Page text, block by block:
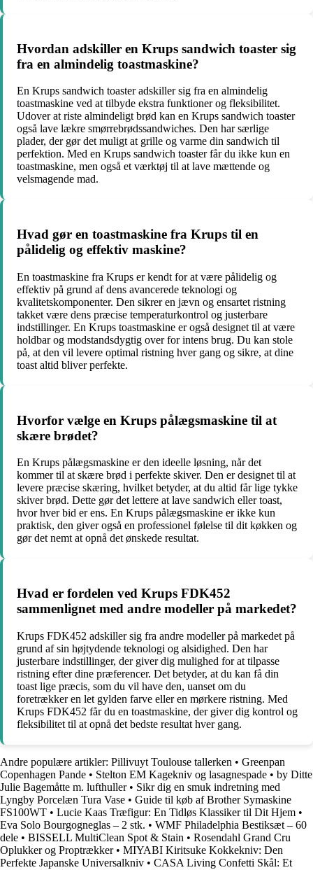
Hvordan adskiller en Krups sandwich toaster sig
fra en almindelig toastmaskine?
En Krups sandwich toaster adskiller sig fra en almindelig
toastmaskine ved at tilbyde ekstra funktioner og fleksibilitet.
Udover at riste almindeligt brød kan en Krups sandwich toaster
også lave lækre smørrebrødssandwiches. Den har særlige
plader, der gør det muligt at grille og varme din sandwich til
perfektion. Med en Krups sandwich toaster får du ikke kun en
toastmaskine, men også et værktøj til at lave mættende og
velsmagende mad.
Hvad gør en toastmaskine fra Krups til en
pålidelig og effektiv maskine?
En toastmaskine fra Krups er kendt for at være pålidelig og
effektiv på grund af dens avancerede teknologi og
kvalitetskomponenter. Den sikrer en jævn og ensartet ristning
takket være dens præcise temperaturkontrol og justerbare
indstillinger. En Krups toastmaskine er også designet til at være
holdbar og modstandsdygtig over for intens brug. Du kan stole
på, at den vil levere optimal ristning hver gang og sikre, at dine
toast altid bliver perfekte.
Hvorfor vælge en Krups pålægsmaskine til at
skære brødet?
En Krups pålægsmaskine er den ideelle løsning, når det
kommer til at skære brød i perfekte skiver. Den er designet til at
levere præcise skæring, hvilket betyder, at du altid får lige tykke
skiver brød. Dette gør det lettere at lave sandwich eller toast,
hvor hver bid er ens. En Krups pålægsmaskine er ikke kun
praktisk, den giver også en professionel følelse til dit køkken og
gør det nemt at opnå det ønskede resultat.
Hvad er fordelen ved Krups FDK452
sammenlignet med andre modeller på markedet?
Krups FDK452 adskiller sig fra andre modeller på markedet på
grund af sin højtydende teknologi og alsidighed. Den har
justerbare indstillinger, der giver dig mulighed for at tilpasse
ristning efter dine præferencer. Det betyder, at du kan få din
toast lige præcis, som du vil have den, uanset om du
foretrækker en let gylden farve eller en mørkere ristning. Med
Krups FDK452 får du en toastmaskine, der giver dig kontrol og
fleksibilitet til at opnå det bedste resultat hver gang.
Andre populære artikler: Pillivuyt Toulouse tallerken • Greenpan
Copenhagen Pande • Stelton EM Kagekniv og lasagnespade • by Ditte
Julie Bagemåtte m. lufthuller• Sikr dig en smuk indretning med
Lyngby Porcelæn Tura Vase • Guide til køb af Brother Symaskine
FS100WT • Lucie Kaas Træfigur: En Tidløs Klassiker til Dit Hjem •
Eva Solo Bourgogneglas – 2 stk. • WMF Philadelphia Bestiksæt – 60
dele • BISSELL MultiClean Spot & Stain • Rosendahl Grand Cru
Oplukker og Proptrækker• MIYABI Kiritsuke Kokkekniv: Den
Perfekte Japanske Universalkniv • CASA Living Confetti Skål: Et